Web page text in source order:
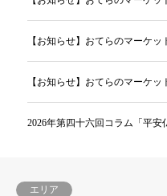
【お知らせ】おてらのマーケ
【お知らせ】おてらのマーケ
2026年第四十六回コラム「平安
エリア